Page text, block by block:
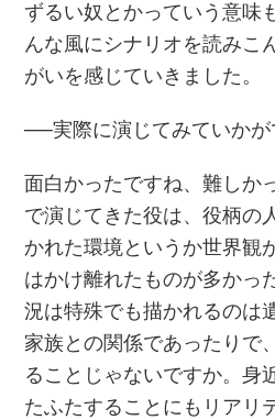
ずるい奴とかっていう意味
んな風にシナリオを読みこ
がいを感じていきました。
──実際に演じてみていかが
面白かったですね、難しか
で演じてきた役は、役柄の
かれた環境というか世界観
はかけ離れたものが多かっ
況は特殊でも描かれるのは
家族との関係であったりで
ることじゃないですか。身
たふたすることにもリアリ